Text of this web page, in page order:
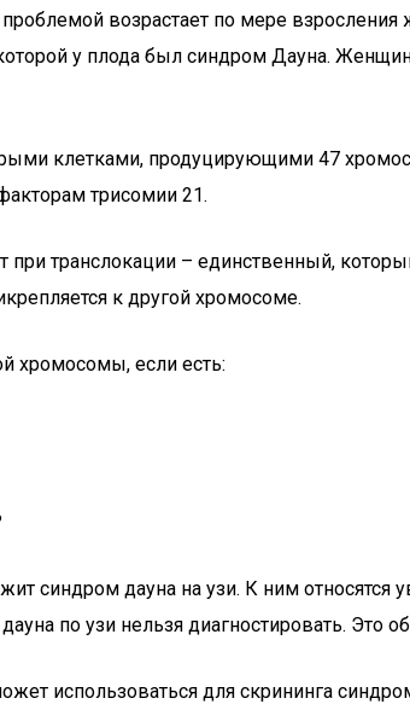
возрастает по мере
у плода был синдром Дауна.
клетками, продуцирующими 47
трисомии 21.
при транслокации – единственный,
к другой хромосоме.
хромосомы, если есть:
синдром дауна на узи. К ним
по узи нельзя диагностировать.
использоваться для скрининга